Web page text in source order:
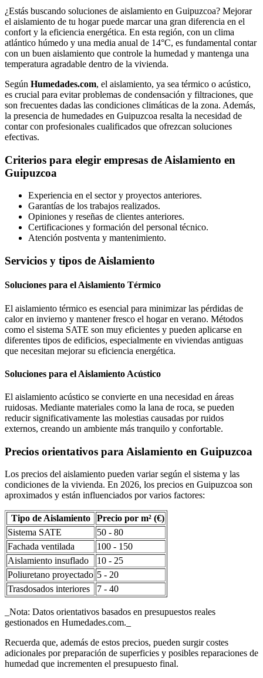
¿Estás buscando soluciones de aislamiento en Guipuzcoa? Mejorar
el aislamiento de tu hogar puede marcar una gran diferencia en el
confort y la eficiencia energética. En esta región, con un clima
atlántico húmedo y una media anual de 14°C, es fundamental contar
con un buen aislamiento que controle la humedad y mantenga una
temperatura agradable dentro de la vivienda.
Según Humedades.com, el aislamiento, ya sea térmico o acústico,
es crucial para evitar problemas de condensación y filtraciones, que
son frecuentes dadas las condiciones climáticas de la zona. Además,
la presencia de humedades en Guipuzcoa resalta la necesidad de
contar con profesionales cualificados que ofrezcan soluciones
efectivas.
Criterios para elegir empresas de Aislamiento en
Guipuzcoa
Experiencia en el sector y proyectos anteriores.
Garantías de los trabajos realizados.
Opiniones y reseñas de clientes anteriores.
Certificaciones y formación del personal técnico.
Atención postventa y mantenimiento.
Servicios y tipos de Aislamiento
Soluciones para el Aislamiento Térmico
El aislamiento térmico es esencial para minimizar las pérdidas de
calor en invierno y mantener fresco el hogar en verano. Métodos
como el sistema SATE son muy eficientes y pueden aplicarse en
diferentes tipos de edificios, especialmente en viviendas antiguas
que necesitan mejorar su eficiencia energética.
Soluciones para el Aislamiento Acústico
El aislamiento acústico se convierte en una necesidad en áreas
ruidosas. Mediante materiales como la lana de roca, se pueden
reducir significativamente las molestias causadas por ruidos
externos, creando un ambiente más tranquilo y confortable.
Precios orientativos para Aislamiento en Guipuzcoa
Los precios del aislamiento pueden variar según el sistema y las
condiciones de la vivienda. En 2026, los precios en Guipuzcoa son
aproximados y están influenciados por varios factores:
Tipo de Aislamiento
Precio por m² (€)
Sistema SATE
50 - 80
Fachada ventilada
100 - 150
Aislamiento insuflado
10 - 25
Poliuretano proyectado 5 - 20
Trasdosados interiores
7 - 40
_Nota: Datos orientativos basados en presupuestos reales
gestionados en Humedades.com._
Recuerda que, además de estos precios, pueden surgir costes
adicionales por preparación de superficies y posibles reparaciones de
humedad que incrementen el presupuesto final.